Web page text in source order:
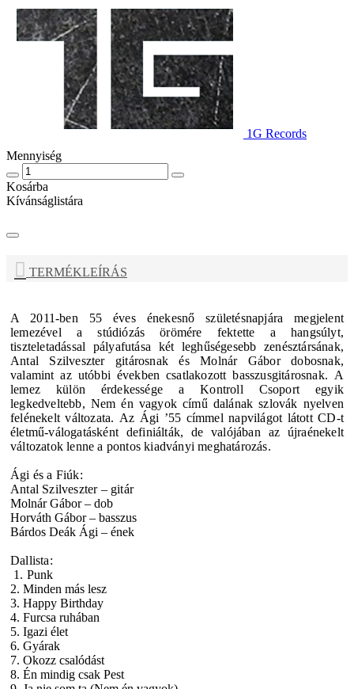
1G Records
Mennyiség
Kosárba
Kívánságlistára
TERMÉKLEÍRÁS
A 2011-ben 55 éves énekesnő születésnapjára megjelent
lemezével a stúdiózás örömére fektette a hangsúlyt,
tiszteletadással pályafutása két leghűségesebb zenésztársának,
Antal Szilveszter gitárosnak és Molnár Gábor dobosnak,
valamint az utóbbi években csatlakozott basszusgitárosnak. A
lemez külön érdekessége a Kontroll Csoport egyik
legkedveltebb, Nem én vagyok című dalának szlovák nyelven
felénekelt változata. Az Ági ’55 címmel napvilágot látott CD-t
életmű-válogatásként definiálták, de valójában az újraénekelt
változatok lenne a pontos kiadványi meghatározás.
Ági és a Fiúk:
Antal Szilveszter – gitár
Molnár Gábor – dob
Horváth Gábor – basszus
Bárdos Deák Ági – ének
Dallista:
1. Punk
2. Minden más lesz
3. Happy Birthday
4. Furcsa ruhában
5. Igazi élet
6. Gyárak
7. Okozz csalódást
8. Én mindig csak Pest